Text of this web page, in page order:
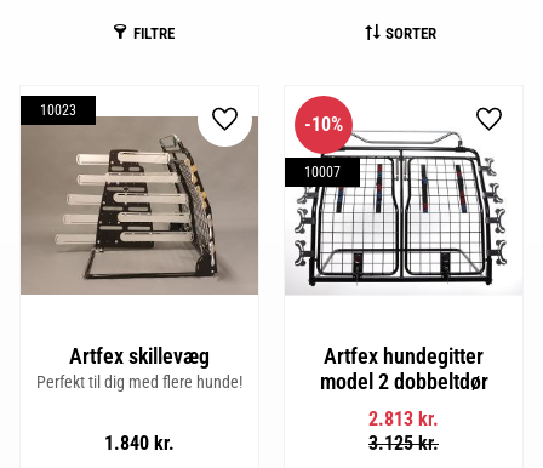
FILTRE SORTER
Artfex skillevæg
Perfekt til dig med flere hunde!
1.840 kr.
10023
Gem som favorit
Artfex hundegitter
model 2 dobbeltdør
2.813 kr.
3.125kr.
10%
10007
Gem